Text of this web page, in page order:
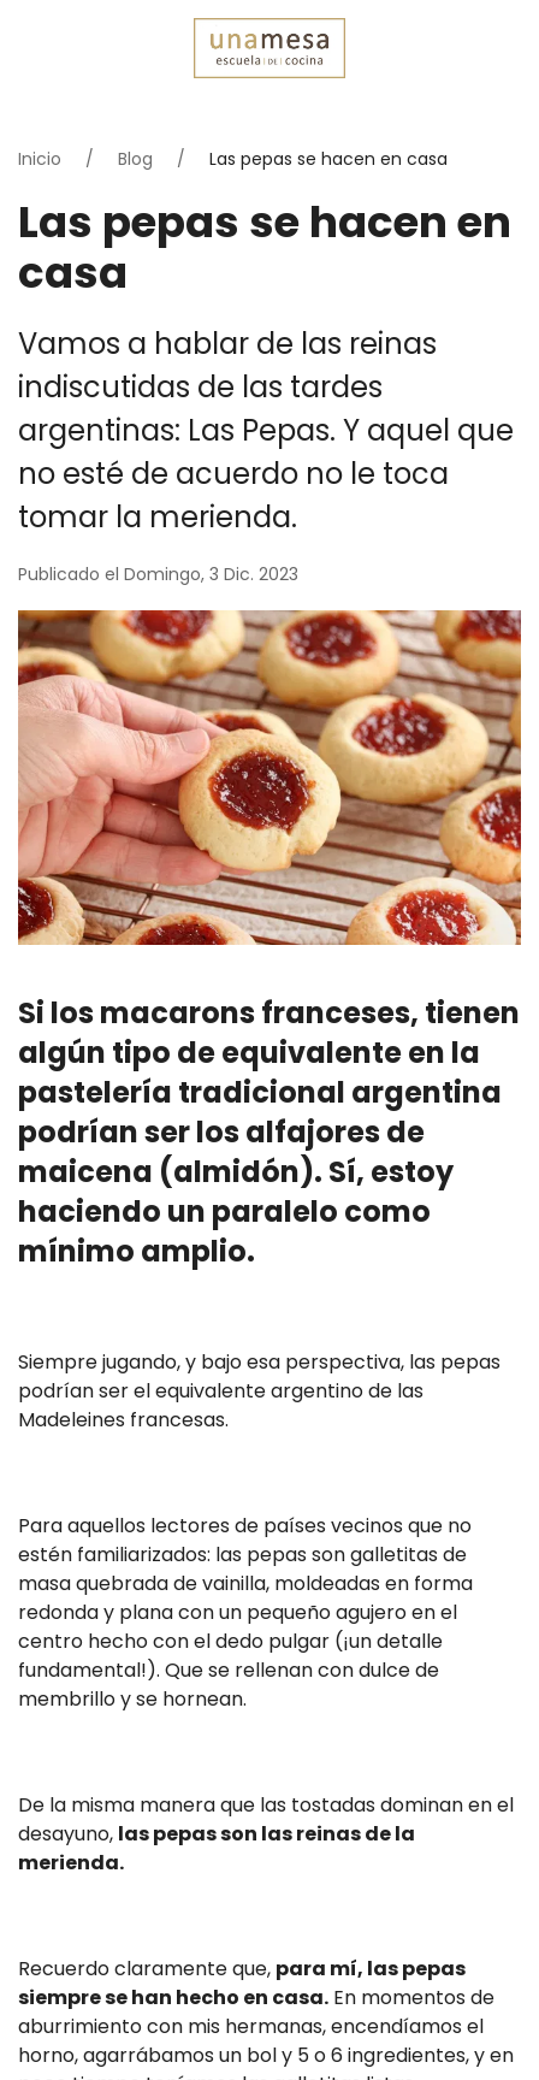
Inicio Blog Las pepas se hacen en casa
Las pepas se hacen en
casa
Vamos a hablar de las reinas
indiscutidas de las tardes
argentinas: Las Pepas. Y aquel que
no esté de acuerdo no le toca
tomar la merienda.
Publicado el Domingo, 3 Dic. 2023
Si los macarons franceses, tienen
algún tipo de equivalente en la
pastelería tradicional argentina
podrían ser los alfajores de
maicena (almidón). Sí, estoy
haciendo un paralelo como
mínimo amplio.
Siempre jugando, y bajo esa perspectiva, las pepas
podrían ser el equivalente argentino de las
Madeleines francesas.
Para aquellos lectores de países vecinos que no
estén familiarizados: las pepas son galletitas de
masa quebrada de vainilla, moldeadas en forma
redonda y plana con un pequeño agujero en el
centro hecho con el dedo pulgar (¡un detalle
fundamental!). Que se rellenan con dulce de
membrillo y se hornean.
De la misma manera que las tostadas dominan en el
desayuno, las pepas son las reinas de la
merienda.
Recuerdo claramente que, para mí, las pepas
siempre se han hecho en casa. En momentos de
aburrimiento con mis hermanas, encendíamos el
horno, agarrábamos un bol y 5 o 6 ingredientes, y en